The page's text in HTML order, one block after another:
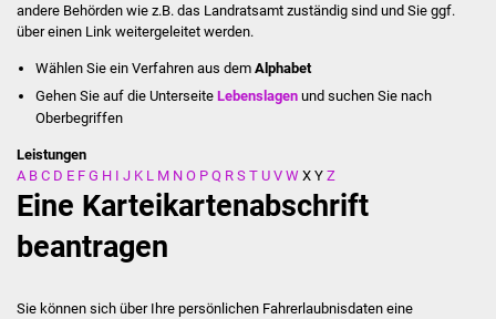
Jugendbeirat
Summerrockfestival
Stadtverwaltung
andere Behörden wie z.B. das Landratsamt zuständig sind und Sie ggf.
über einen Link weitergeleitet werden.
Wählen Sie ein Verfahren aus dem Alphabet
Gehen Sie auf die UnterseiteLebenslagen und suchen Sie nach
Oberbegriffen
Leistungen
A B C D E F G H I J K L M N O P Q R S T U V W X Y Z
Eine Karteikartenabschrift
beantragen
Sie können sich über Ihre persönlichen Fahrerlaubnisdaten eine